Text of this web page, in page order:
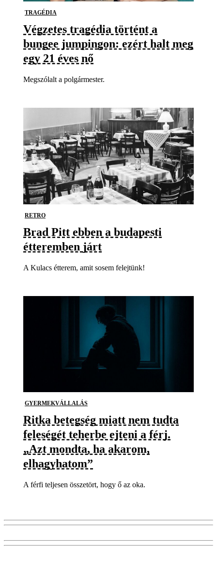
TRAGÉDIA
Végzetes tragédia történt a
bungee jumpingon: ezért halt meg
egy 21 éves nő
Megszólalt a polgármester.
RETRO
Brad Pitt ebben a budapesti
étteremben járt
A Kulacs étterem, amit sosem felejtünk!
GYERMEKVÁLLALÁS
Ritka betegség miatt nem tudta
feleségét teherbe ejteni a férj.
„Azt mondta, ha akarom,
elhagyhatom”
A férfi teljesen összetört, hogy ő az oka.